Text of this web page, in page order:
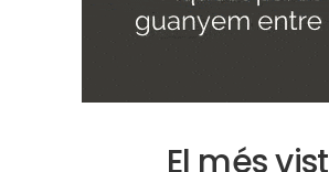
El més vist